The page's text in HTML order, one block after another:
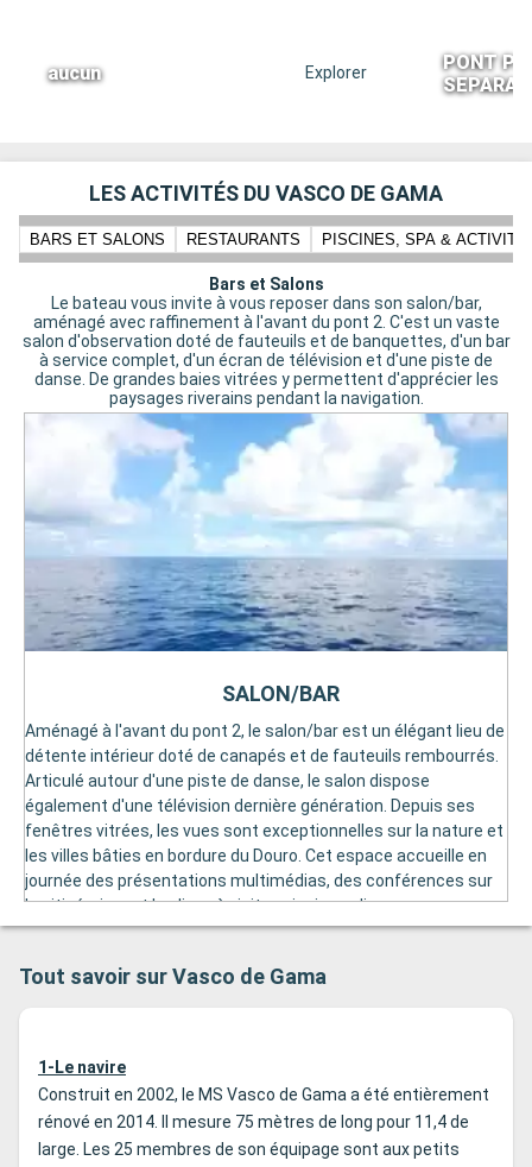
aucun Explorer
PONT
LES ACTIVITÉS DU VASCO DE GAMA
BARS ET SALONS RESTAURANTS PISCINES, SPA &
Bars et Salons
Le bateau vous invite à vous reposer dans son salon/bar,
aménagé avec raffinement à l'avant du pont 2. C'est un vaste
salon d'observation doté de fauteuils et de banquettes, d'un bar
à service complet, d'un écran de télévision et d'une piste de
danse. De grandes baies vitrées y permettent d'apprécier les
paysages riverains pendant la navigation.
Aménagé à l'avant du pont 2, le salon/bar est un élégant lieu de
détente intérieur doté de canapés et de fauteuils rembourrés.
Articulé autour d'une piste de danse, le salon dispose
également d'une télévision dernière génération. Depuis ses
fenêtres vitrées, les vues sont exceptionnelles sur la nature et
les villes bâties en bordure du Douro. Cet espace accueille en
journée des présentations multimédias, des conférences sur
les itinéraires et les lieux à visiter, ainsi que divers programmes
de divertissement. En soirée, le salon/bar peut accueillir des
spécialités locales ou des soirées dansantes.
SALON/BAR
Tout savoir sur Vasco de Gama
1-Le navire
Construit en 2002, le MS Vasco de Gama a été entièrement
rénové en 2014. Il mesure 75 mètres de long pour 11,4 de
large. Les 25 membres de son équipage sont aux petits